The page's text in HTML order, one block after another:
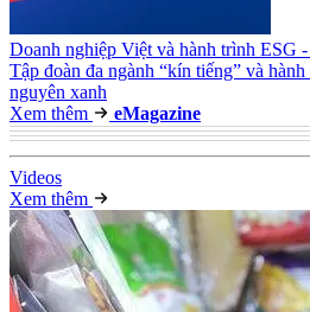
Doanh nghiệp Việt và hành trình
Tập đoàn đa ngành “kín tiếng” và
nguyên xanh
Xem thêm
eMagazine
Videos
Xem thêm